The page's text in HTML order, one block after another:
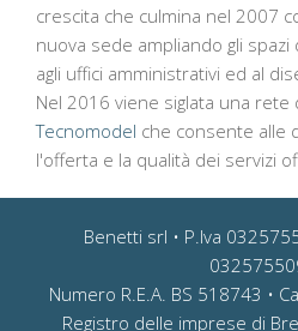
crescita che culmina nel 2007
nuova sede ampliando gli spazi
agli uffici amministrativi ed al
Nel 2016 viene siglata una rete
Tecnomodel che consente alle
l'offerta e la qualità dei servizi
Benetti srl • P.Iva
Numero R.E.A. BS 518743 •
Registro delle imprese di